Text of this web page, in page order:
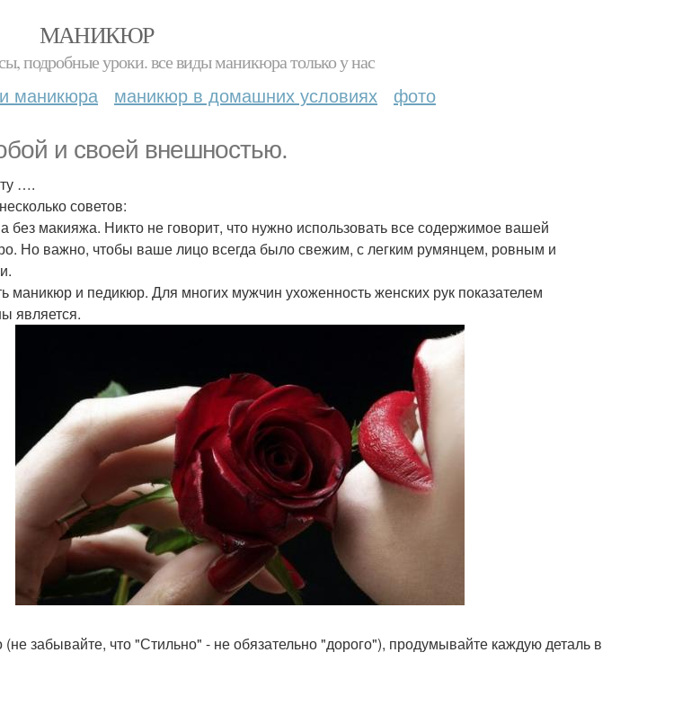
МАНИКЮР
подробные уроки. все виды маникюра только у нас
маникюра маникюр в домашних условиях фото
и своей внешностью.
….
советов:
без макияжа. Никто не говорит, что нужно использовать все содержимое вашей
Но важно, чтобы ваше лицо всегда было свежим, с легким румянцем, ровным и
маникюр и педикюр. Для многих мужчин ухоженность женских рук показателем
является.
(не забывайте, что "Стильно" - не обязательно "дорого"), продумывайте каждую деталь в